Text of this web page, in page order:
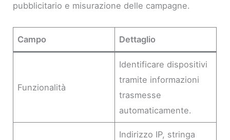
pubblicitario e misurazione delle campagne.
Campo Dettaglio
Funzionalità
Identificare dispositivi
tramite informazioni
trasmesse
automaticamente.
Indirizzo IP, stringa